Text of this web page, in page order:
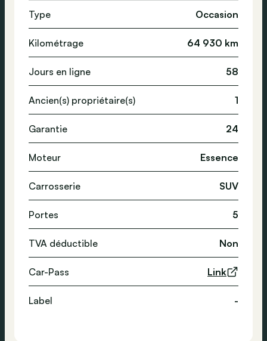
Type Occasion
Kilométrage 64 930 km
Jours en ligne 58
Ancien(s) propriétaire(s) 1
Garantie 24
Moteur Essence
Carrosserie SUV
Portes 5
TVA déductible Non
Car-Pass Link
Label -